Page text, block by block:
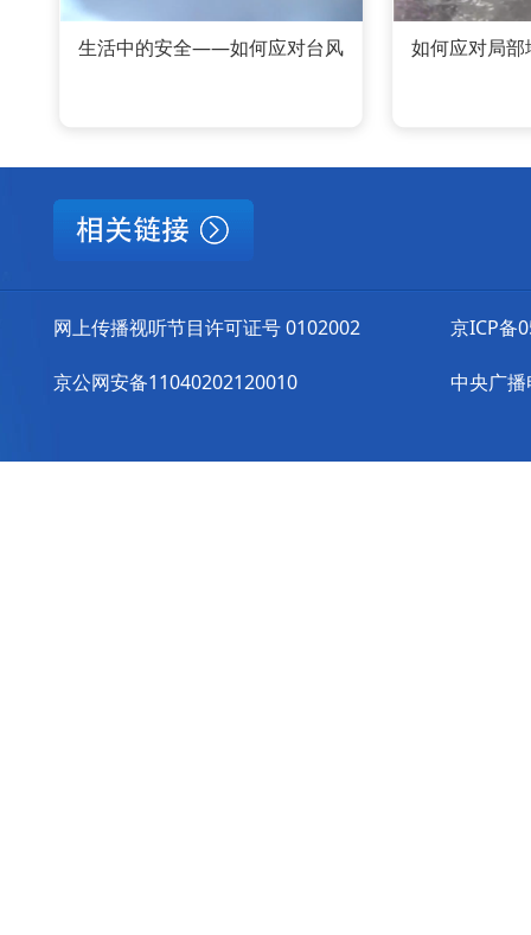
生活中的安全——如何应对台风 如何应对局
网上传播视听节目许可证号 0102002
京公网安备11040202120010
京ICP备
中央广